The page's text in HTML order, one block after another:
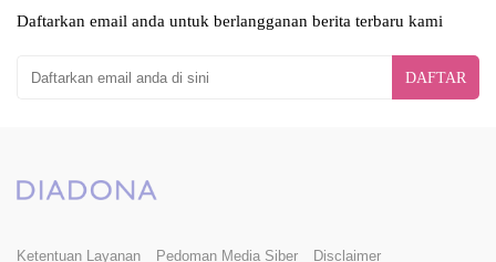
Daftarkan email anda untuk berlangganan berita terbaru kami
DAFTAR
Ketentuan Layanan Pedoman Media Siber Disclaimer